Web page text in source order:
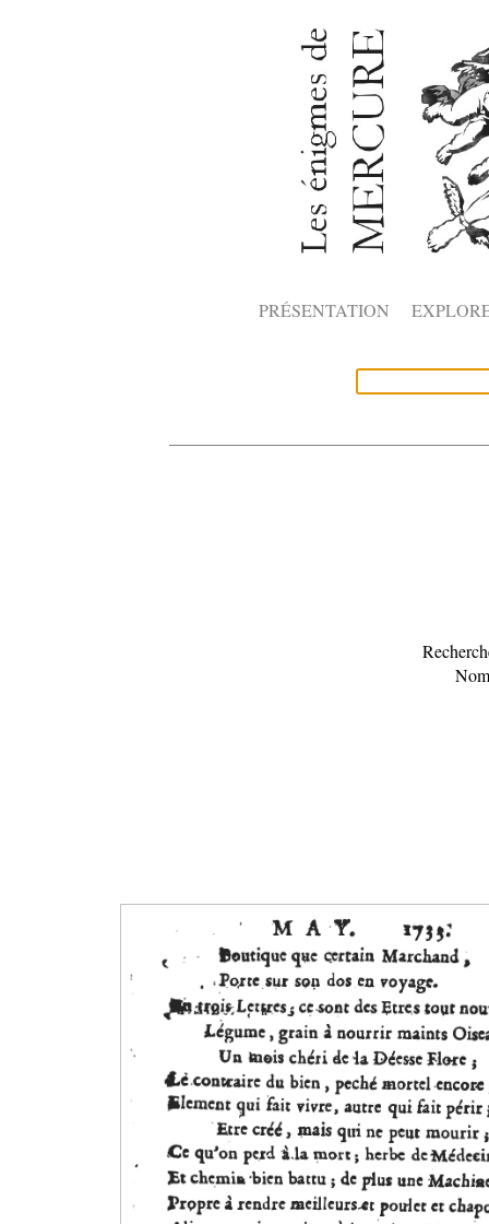
PRÉSENTATION